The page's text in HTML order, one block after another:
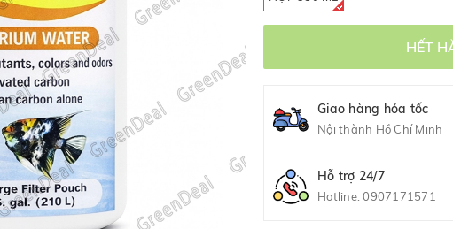
HẾT
Giao hàng hỏa tốc
Nội thành Hồ Chí Minh
Hỗ trợ 24/7
Hotline:0907171571